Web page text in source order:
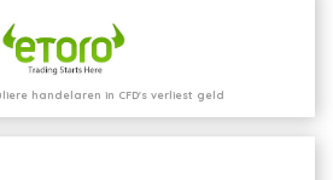
handelaren in CFD's verliest geld